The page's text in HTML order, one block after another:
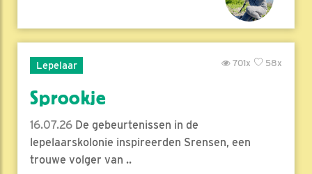
Lepelaar 58x
701x
Sprookje
16.07.26 De gebeurtenissen in de
lepelaarskolonie inspireerden Srensen, een
trouwe volger van ..